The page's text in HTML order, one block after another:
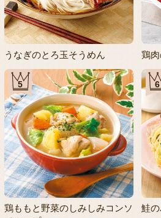
うなぎのとろ玉そうめん 鶏
5
鶏ももと野菜のしみしみコンソ
6
鮭